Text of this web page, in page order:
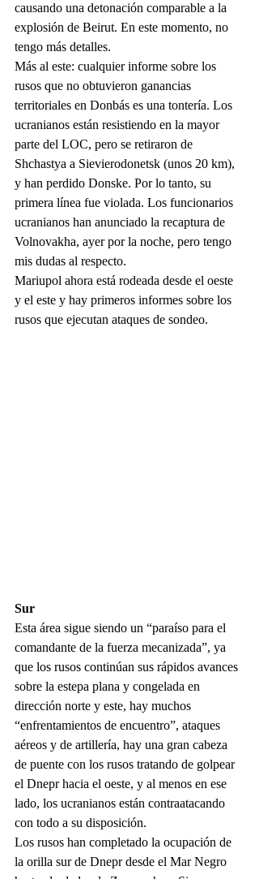
causando una detonación comparable a la
explosión de Beirut. En este momento, no
tengo más detalles.
Más al este: cualquier informe sobre los
rusos que no obtuvieron ganancias
territoriales en Donbás es una tontería. Los
ucranianos están resistiendo en la mayor
parte del LOC, pero se retiraron de
Shchastya a Sievierodonetsk (unos 20 km),
y han perdido Donske. Por lo tanto, su
primera línea fue violada. Los funcionarios
ucranianos han anunciado la recaptura de
Volnovakha, ayer por la noche, pero tengo
mis dudas al respecto.
Mariupol ahora está rodeada desde el oeste
y el este y hay primeros informes sobre los
rusos que ejecutan ataques de sondeo.
Sur
Esta área sigue siendo un “paraíso para el
comandante de la fuerza mecanizada”, ya
que los rusos continúan sus rápidos avances
sobre la estepa plana y congelada en
dirección norte y este, hay muchos
“enfrentamientos de encuentro”, ataques
aéreos y de artillería, hay una gran cabeza
de puente con los rusos tratando de golpear
el Dnepr hacia el oeste, y al menos en ese
lado, los ucranianos están contraatacando
con todo a su disposición.
Los rusos han completado la ocupación de
la orilla sur de Dnepr desde el Mar Negro